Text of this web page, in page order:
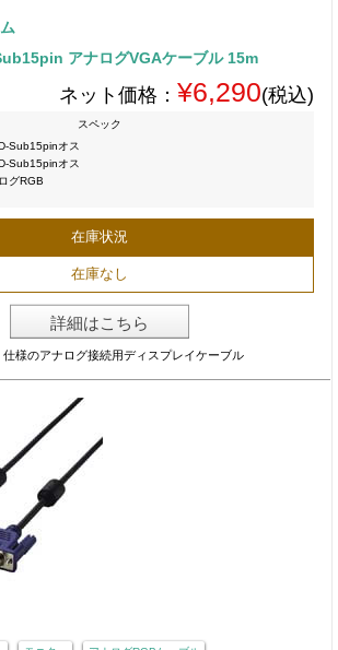
アナログVGAケーブル 15m
ネット価格： ¥6,290(税込)
スペック
Sub15pinオス
Sub15pinオス
グRGB
在庫状況
在庫なし
詳細はこちら
仕様のアナログ接続用ディスプレイケーブル